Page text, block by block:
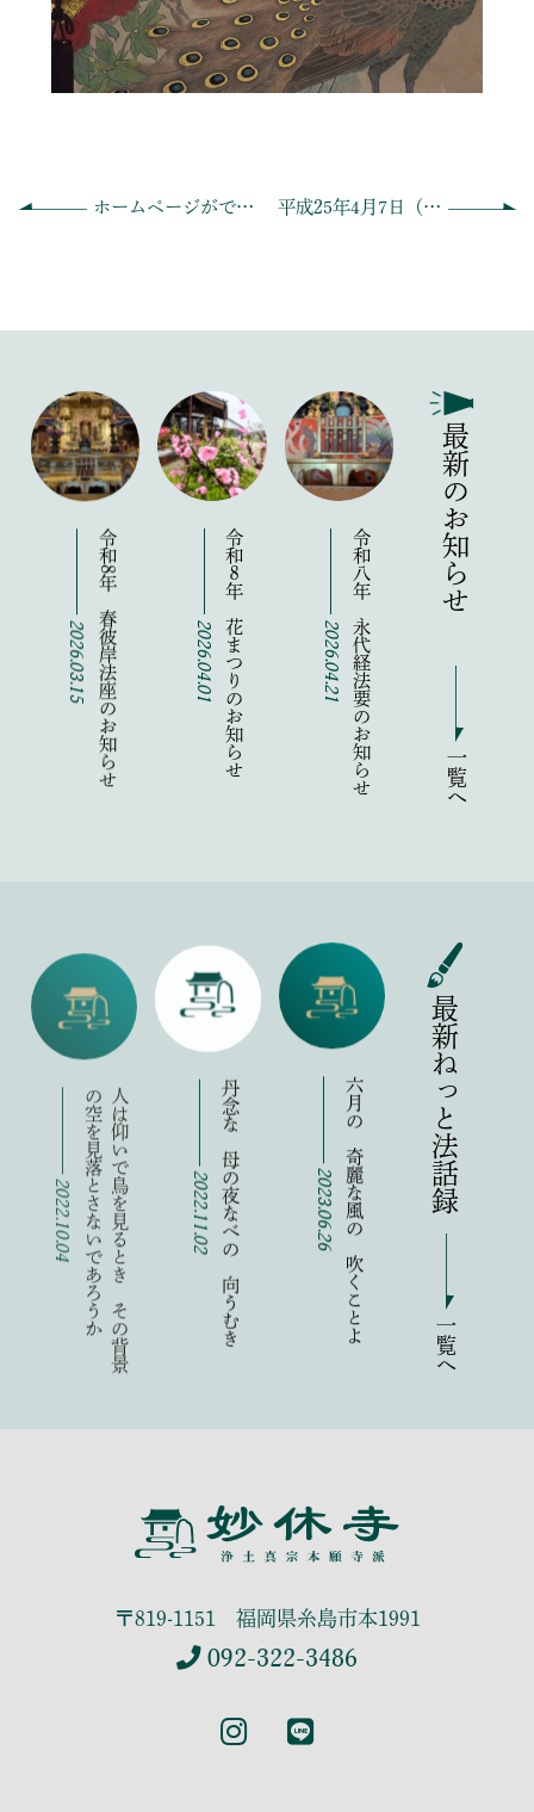
ホームページができました 平成25年4月7日（日） １０：００～花まつりがあります
最新ねっと法話録
一覧へ
六月の 奇麗な風の 吹くことよ
2023.06.26
丹念な 母の夜なべの 向うむき
2022.11.02
人
は
仰
い
で
鳥
を
見
る
と
き
そ
の
背
景
の
空
を
見
落
と
さ
な
い
で
あ
ろ
う
か
2022.10.04
最新のお知らせ
一覧へ
令和八年 永代経法要のお知らせ
2026.04.21
令和８年 花まつりのお知らせ
2026.04.01
令和8年 春彼岸法座のお知らせ
2026.03.15
〒819-1151 福岡県糸島市本1991
092-322-3486